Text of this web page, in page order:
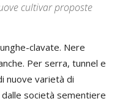
cultivar proposte
clavate. Nere
Per serra, tunnel e
nuove varietà di
società sementiere